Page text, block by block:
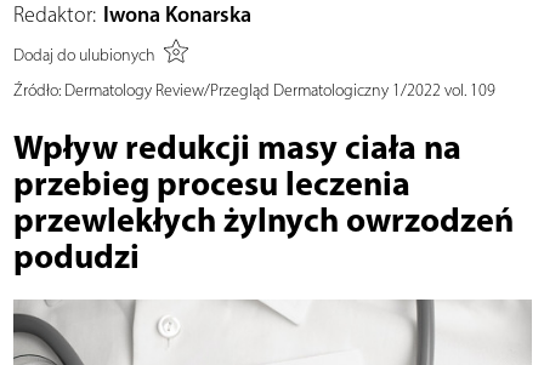
Redaktor: Iwona Konarska
Dodaj do ulubionych
Źródło:Dermatology Review/Przegląd Dermatologiczny 1/2022 vol. 109
Wpływ redukcji masy ciała na
przebieg procesu leczenia
przewlekłych żylnych owrzodzeń
podudzi